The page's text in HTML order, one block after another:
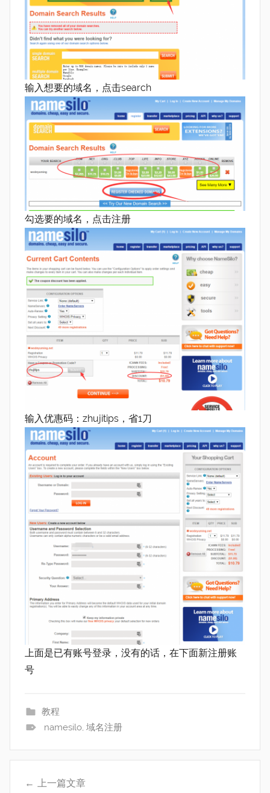
输入想要的域名，点击search
勾选要的域名，点击注册
输入优惠码：zhujitips，省1刀
上面是已有账号登录，没有的话，在下面新注册账
号
教程
namesilo, 域名注册
上一篇文章